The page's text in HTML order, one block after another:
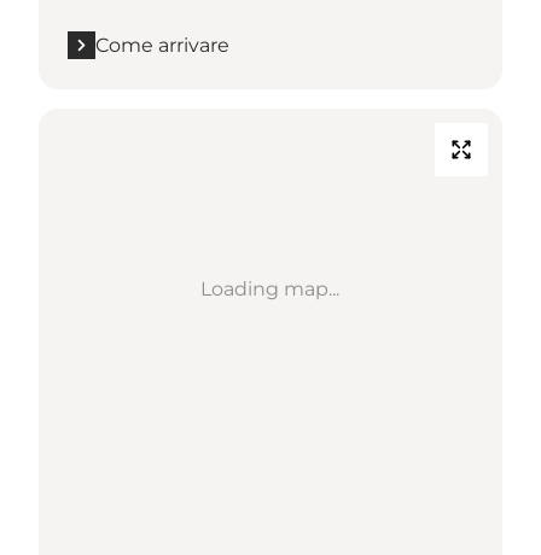
Come arrivare
Loading map...